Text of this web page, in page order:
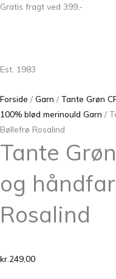
Gratis fragt ved 399,-
Est. 1983
Forside / Garn / Tante Grøn
100% blød merinould Garn /
Bøllefrø Rosalind
Tante
og
Rosalind
kr. 249,00